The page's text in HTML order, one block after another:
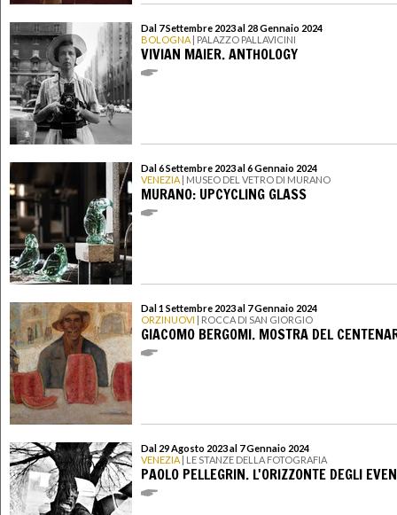
Dal 7 Settembre 2023 al 28 Gennaio 2024
BOLOGNA | PALAZZO PALLAVICINI
VIVIAN MAIER. ANTHOLOGY
Dal 6 Settembre 2023 al 6 Gennaio 2024
VENEZIA | MUSEO DEL VETRO DI MURANO
MURANO: UPCYCLING GLASS
Dal 1 Settembre 2023 al 7 Gennaio 2024
ORZINUOVI | ROCCA DI SAN GIORGIO
GIACOMO BERGOMI. MOSTRA DEL
Dal 29 Agosto 2023 al 7 Gennaio 2024
VENEZIA | LE STANZE DELLA FOTOGRAFIA
PAOLO PELLEGRIN. L'ORIZZONTE DEGLI